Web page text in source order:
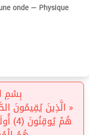
onde — Physique
بِسْمِ
« الَّذِينَ يُقِيمُونَ
هُمْ